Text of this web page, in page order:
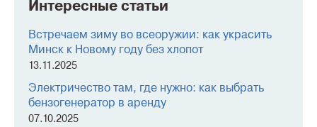
Интересные статьи
Встречаем зиму во всеоружии: как украсить
Минск к Новому году без хлопот
13.11.2025
Электричество там, где нужно: как выбрать
бензогенератор в аренду
07.10.2025